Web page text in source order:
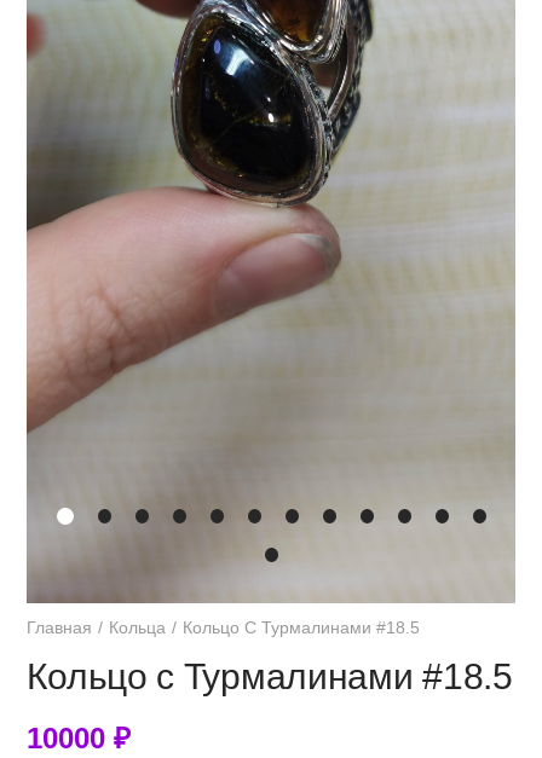
Главная Кольца Кольцо С Турмалинами #18.5
Кольцо с Турмалинами #18.5
10000₽